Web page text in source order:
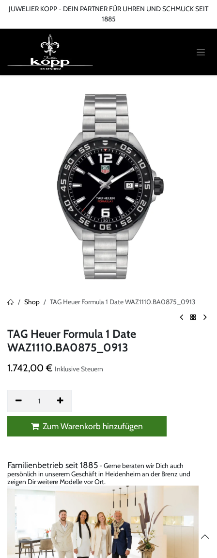
Zum Inhalt springen
JUWELIER KOPP - DEIN PARTNER FÜR UHREN UND SCHMUCK SEIT
1885
Shop TAG Heuer Formula 1 Date WAZ1110.BA0875_0913
TAG Heuer Formula 1 Date
WAZ1110.BA0875_0913
1.742,00€ Inklusive Steuern
Zum Warenkorb hinzufügen
Familienbetrieb seit 1885- Gerne beraten wir Dich auch
persönlich in unserem Geschäft in Heidenheim an der Brenz und
zeigen Dir weitere Modelle vor Ort.